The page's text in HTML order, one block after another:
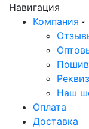
Навигация
Компания
Отзывы
Пошив
Наш
Оплата
Доставка